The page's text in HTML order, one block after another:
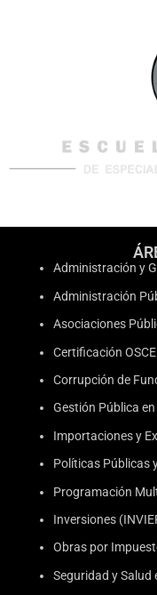
Administración y
Administración
Asociaciones
Certificación
Corrupción de
Gestión Pública
Importaciones y
Políticas Públicas
Programación
Inversiones
Obras por
Seguridad y Salud